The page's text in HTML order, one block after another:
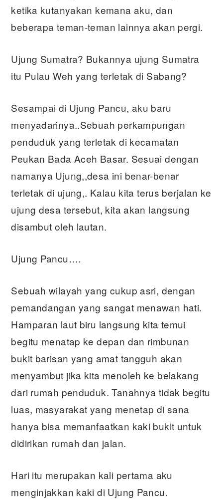
ketika kutanyakan kemana aku, dan
beberapa teman-teman lainnya akan pergi.
Ujung Sumatra? Bukannya ujung Sumatra
itu Pulau Weh yang terletak di Sabang?
Sesampai di Ujung Pancu, aku baru
menyadarinya..Sebuah perkampungan
penduduk yang terletak di kecamatan
Peukan Bada Aceh Basar. Sesuai dengan
namanya Ujung,,desa ini benar-benar
terletak di ujung,. Kalau kita terus berjalan ke
ujung desa tersebut, kita akan langsung
disambut oleh lautan.
Ujung Pancu….
Sebuah wilayah yang cukup asri, dengan
pemandangan yang sangat menawan hati.
Hamparan laut biru langsung kita temui
begitu menatap ke depan dan rimbunan
bukit barisan yang amat tangguh akan
menyambut jika kita menoleh ke belakang
dari rumah penduduk. Tanahnya tidak begitu
luas, masyarakat yang menetap di sana
hanya bisa memanfaatkan kaki bukit untuk
didirikan rumah dan jalan.
Hari itu merupakan kali pertama aku
menginjakkan kaki di Ujung Pancu.